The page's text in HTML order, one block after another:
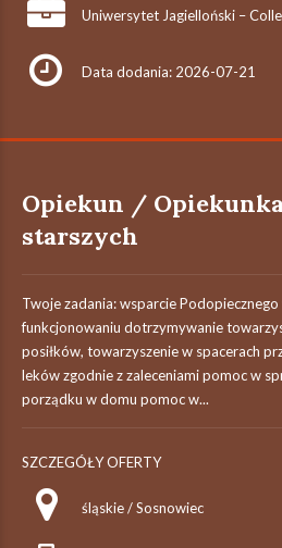
Uniwersytet Jagielloński –
Data dodania: 2026-07-21
Opiekun /
starszych
Twoje zadania: wsparcie
funkcjonowaniu dotrzymywanie
posiłków, towarzyszenie w spacerach
leków zgodnie z zaleceniami pomoc w
porządku w domu pomoc w...
SZCZEGÓŁY OFERTY
śląskie / Sosnowiec